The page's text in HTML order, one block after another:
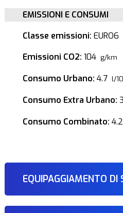
EMISSIONI E CONSUMI
Classe emissioni: EURO6
Emissioni CO2: 104 g/km
Consumo Urbano: 4.7 l/
Consumo Extra Urbano:
Consumo Combinato: 4.2
EQUIPAGGIAMENTO DI